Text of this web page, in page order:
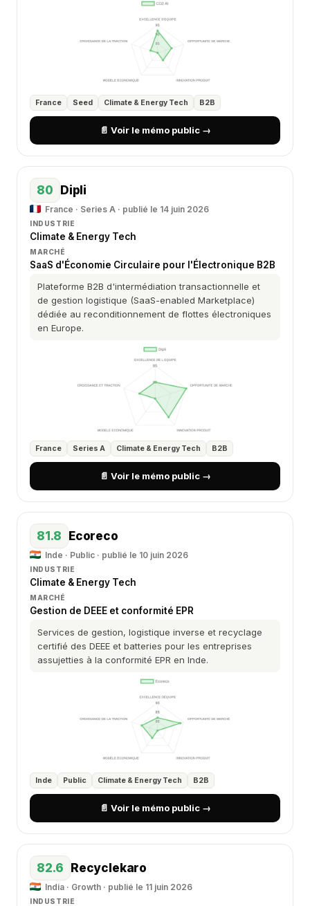
France Seed Climate & Energy Tech B2B
📄 Voir le mémo public →
80 Dipli
France · Series A · publié le 14 juin 2026
INDUSTRIE
Climate & Energy Tech
MARCHÉ
SaaS d'Économie Circulaire pour l'Électronique B2B
Plateforme B2B d'intermédiation transactionnelle et
de gestion logistique (SaaS-enabled Marketplace)
dédiée au reconditionnement de flottes électroniques
en Europe.
France Series A Climate & Energy Tech B2B
📄 Voir le mémo public →
81.8 Ecoreco
Inde · Public · publié le 10 juin 2026
INDUSTRIE
Climate & Energy Tech
MARCHÉ
Gestion de DEEE et conformité EPR
Services de gestion, logistique inverse et recyclage
certifié des DEEE et batteries pour les entreprises
assujetties à la conformité EPR en Inde.
Inde Public Climate & Energy Tech B2B
📄 Voir le mémo public →
82.6 Recyclekaro
India · Growth · publié le 11 juin 2026
INDUSTRIE